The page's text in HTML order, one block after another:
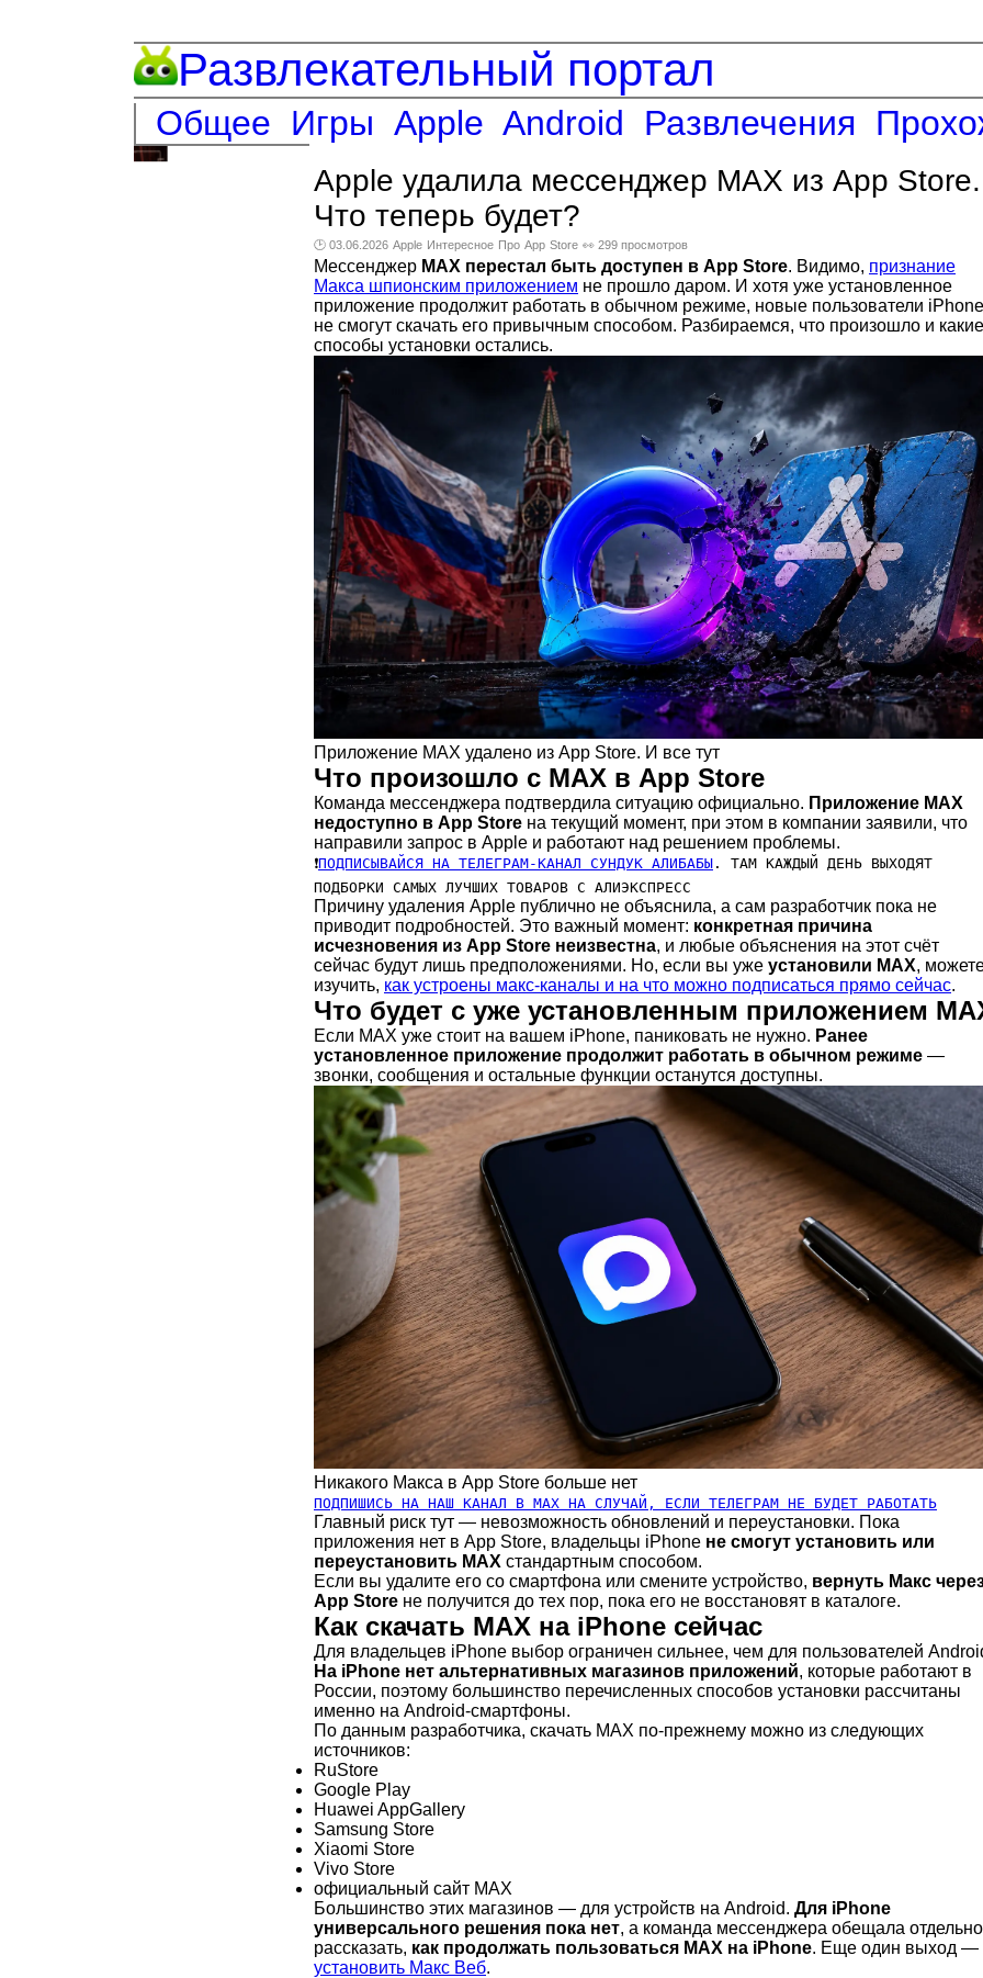
Развлекательный портал
Общее Игры Apple Android Развлечения
Apple удалила мессенджер MAX из App Store.
Что теперь будет?
🕑 03.06.2026 Apple Интересное Про App Store 👀 299 просмотров
Мессенджер MAX перестал быть доступен в App Store. Видимо, признание
Макса шпионским приложением не прошло даром. И хотя уже установленное
приложение продолжит работать в обычном режиме, новые пользователи iPhone
не смогут скачать его привычным способом. Разбираемся, что произошло и какие
способы установки остались.
Приложение MAX удалено из App Store. И все тут
Что произошло с MAX в App Store
Команда мессенджера подтвердила ситуацию официально. Приложение MAX
недоступно в App Store на текущий момент, при этом в компании заявили, что
направили запрос в Apple и работают над решением проблемы.
❗ПОДПИСЫВАЙСЯ НА ТЕЛЕГРАМ-КАНАЛ СУНДУК АЛИБАБЫ . ТАМ КАЖДЫЙ ДЕНЬ ВЫХОДЯТ
ПОДБОРКИ САМЫХ ЛУЧШИХ ТОВАРОВ С АЛИЭКСПРЕСС
Причину удаления Apple публично не объяснила, а сам разработчик пока не
приводит подробностей. Это важный момент: конкретная причина
исчезновения из App Store неизвестна, и любые объяснения на этот счёт
сейчас будут лишь предположениями. Но, если вы уже установили МАХ,
изучить, как устроены макс-каналы и на что можно подписаться прямо сейчас.
Что будет с уже установленным приложением
Если MAX уже стоит на вашем iPhone, паниковать не нужно. Ранее
установленное приложение продолжит работать в обычном режиме —
звонки, сообщения и остальные функции останутся доступны.
Никакого Макса в App Store больше нет
ПОДПИШИСЬ НА НАШ КАНАЛ В MAX НА СЛУЧАЙ, ЕСЛИ ТЕЛЕГРАМ НЕ БУДЕТ РАБОТАТЬ
Главный риск тут — невозможность обновлений и переустановки. Пока
приложения нет в App Store, владельцы iPhone не смогут установить или
переустановить MAX стандартным способом.
Если вы удалите его со смартфона или смените устройство, вернуть Макс
App Store не получится до тех пор, пока его не восстановят в каталоге.
Как скачать MAX на iPhone сейчас
Для владельцев iPhone выбор ограничен сильнее, чем для пользователей
На iPhone нет альтернативных магазинов приложений, которые работают в
России, поэтому большинство перечисленных способов установки рассчитаны
именно на Android-смартфоны.
По данным разработчика, скачать MAX по-прежнему можно из следующих
источников:
RuStore
Google Play
Huawei AppGallery
Samsung Store
Xiaomi Store
Vivo Store
официальный сайт MAX
Большинство этих магазинов — для устройств на Android. Для iPhone
универсального решения пока нет, а команда мессенджера обещала отдельно
рассказать, как продолжать пользоваться MAX на iPhone. Еще один выход —
установить Макс Веб.